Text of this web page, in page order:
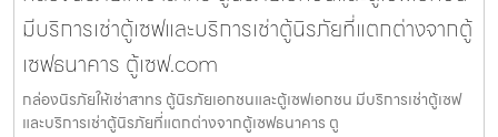
มีบริการเช่าตู้เซฟและบริการเช่าตู้นิรภัยที่แตกต่างจากตู้
เซฟธนาคาร ตู้เซฟ.com
กล่องนิรภัยให้เช่าสาทร ตู้นิรภัยเอกชนและตู้เซฟเอกชน มีบริการเช่าตู้เซฟ
และบริการเช่าตู้นิรภัยที่แตกต่างจากตู้เซฟธนาคาร ตู